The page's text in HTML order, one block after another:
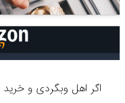
اگر اهل وبگردی و خرید